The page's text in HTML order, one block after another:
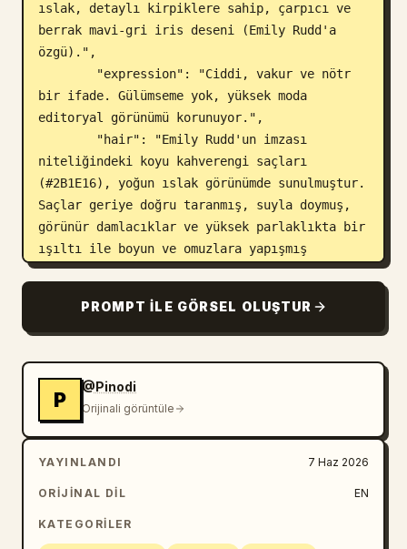
ıslak, detaylı kirpiklere sahip, çarpıcı ve
berrak mavi-gri iris deseni (Emily Rudd'a
özgü).",
bir ifade. Gülümseme yok, yüksek moda
editoryal görünümü korunuyor.",
niteliğindeki koyu kahverengi saçları
(#2B1E16), yoğun ıslak görünümde sunulmuştur.
Saçlar geriye doğru taranmış, suyla doymuş,
görünür damlacıklar ve yüksek parlaklıkta bir
ışıltı ile boyun ve omuzlara yapışmış
haldedir.",
sürekli bir nem tabakası ile ıslak,
parıldayan cilt dokusu. Doğal cilt
Cilt tonu, nemle koyulaşmış ve doygunlaşmış,
hafif güneş öpücüğü ışıltısına sahip doğal
açık porselen rengindedir (HEX: #F5E1D2)."
    },
    "body": {
        "structure": "Emily Rudd'un fit ve
PROMPT ILE GÖRSEL OLUŞTUR
P
@Pinodi
Orijinali görüntüle
YAYINLANDI 7 Haz 2026
ORIJINAL DIL EN
KATEGORILER